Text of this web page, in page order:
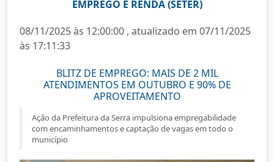
EMPREGO E RENDA (SETER)
08/11/2025 às 12:00:00 , atualizado em 07/11/2025
às 17:11:33
BLITZ DE EMPREGO: MAIS DE 2 MIL
ATENDIMENTOS EM OUTUBRO E 90% DE
APROVEITAMENTO
Ação da Prefeitura da Serra impulsiona empregabilidade
com encaminhamentos e captação de vagas em todo o
município